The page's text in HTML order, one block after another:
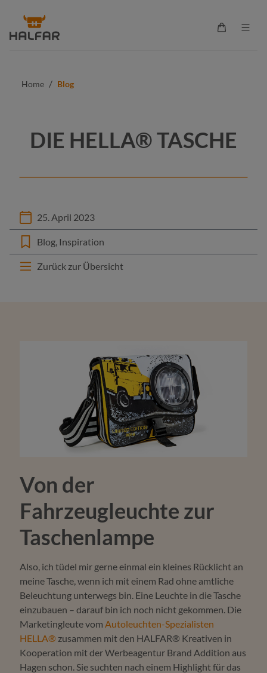
springen
Home / Blog
DIE HELLA® TASCHE
25. April 2023
Blog Inspiration
Zurück zur Übersicht
Von der
Fahrzeugleuchte zur
Taschenlampe
Also, ich tüdel mir gerne einmal ein kleines Rücklicht an
meine Tasche, wenn ich mit einem Rad ohne amtliche
Beleuchtung unterwegs bin. Eine Leuchte in die Tasche
einzubauen – darauf bin ich noch nicht gekommen. Die
Marketingleute vom Autoleuchten-Spezialisten
HELLA® zusammen mit den HALFAR® Kreativen in
Kooperation mit der Werbeagentur Brand Addition aus
Hagen schon. Sie suchten nach einem Highlight für das